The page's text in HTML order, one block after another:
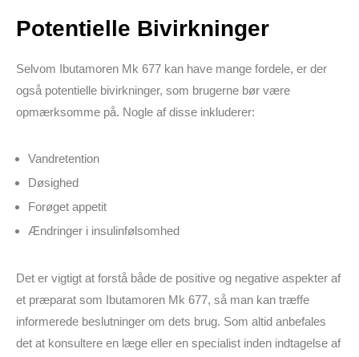
Potentielle Bivirkninger
Selvom Ibutamoren Mk 677 kan have mange fordele, er der
også potentielle bivirkninger, som brugerne bør være
opmærksomme på. Nogle af disse inkluderer:
Vandretention
Døsighed
Forøget appetit
Ændringer i insulinfølsomhed
Det er vigtigt at forstå både de positive og negative aspekter af
et præparat som Ibutamoren Mk 677, så man kan træffe
informerede beslutninger om dets brug. Som altid anbefales
det at konsultere en læge eller en specialist inden indtagelse af